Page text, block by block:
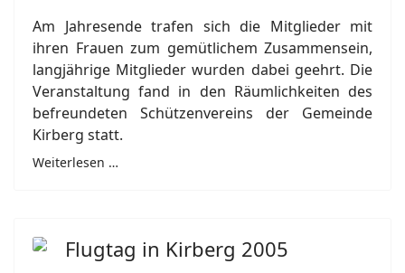
Am Jahresende trafen sich die Mitglieder mit
ihren Frauen zum gemütlichem Zusammensein,
langjährige Mitglieder wurden dabei geehrt. Die
Veranstaltung fand in den Räumlichkeiten des
befreundeten Schützenvereins der Gemeinde
Kirberg statt.
Weiterlesen …
Flugtag in Kirberg 2005